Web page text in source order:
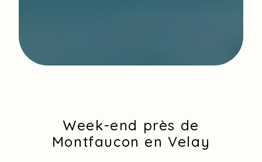
Week-end près de
Montfaucon en Velay